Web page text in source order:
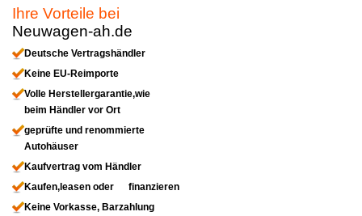
Ihre Vorteile bei
Neuwagen-ah.de
Deutsche Vertragshändler
Keine EU-Reimporte
Volle Herstellergarantie,wie
beim Händler vor Ort
geprüfte und renommierte
Autohäuser
Kaufvertrag vom Händler
Kaufen,leasen oder finanzieren
Keine Vorkasse, Barzahlung